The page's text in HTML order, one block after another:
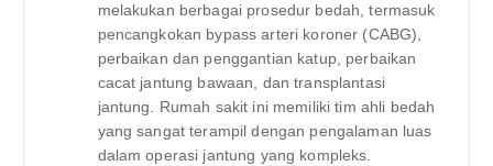
melakukan berbagai prosedur bedah, termasuk
pencangkokan bypass arteri koroner (CABG),
perbaikan dan penggantian katup, perbaikan
cacat jantung bawaan, dan transplantasi
jantung. Rumah sakit ini memiliki tim ahli bedah
yang sangat terampil dengan pengalaman luas
dalam operasi jantung yang kompleks.